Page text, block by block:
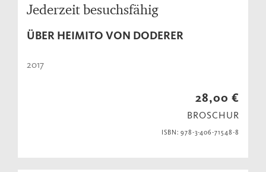
Jederzeit besuchsfähig
ÜBER HEIMITO VON DODERER
2017
28,00 €
BROSCHUR
ISBN: 978-3-406-71548-8